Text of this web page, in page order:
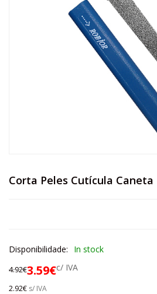
Corta Peles Cutícula Caneta
Disponibilidade: In stock
4.92€3.59€c/ IVA
2.92€ s/ IVA